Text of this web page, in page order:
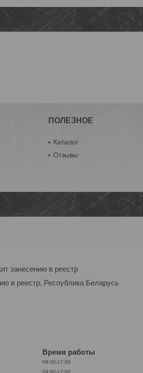
ПОЛЕЗНОЕ
Каталог
Отзывы
занесению в реестр
в реестр, Республика Беларусь
Время работы
09:00-17:00
09:00-17:00